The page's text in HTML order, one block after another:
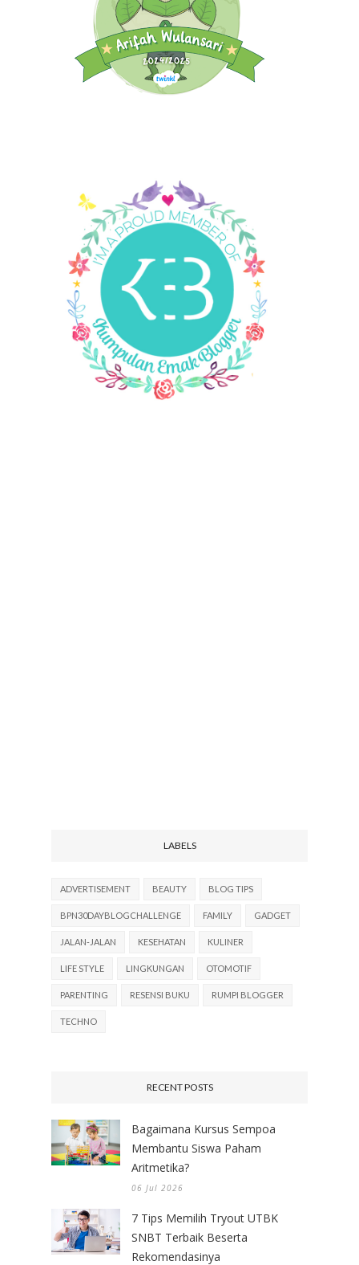
LABELS
ADVERTISEMENT BEAUTY BLOG TIPS
BPN30DAYBLOGCHALLENGE FAMILY GADGET
JALAN-JALAN KESEHATAN KULINER
LIFE STYLE LINGKUNGAN OTOMOTIF
PARENTING RESENSI BUKU RUMPI BLOGGER
TECHNO
RECENT POSTS
Bagaimana Kursus Sempoa
Membantu Siswa Paham
Aritmetika?
06 Jul 2026
7 Tips Memilih Tryout UTBK
SNBT Terbaik Beserta
Rekomendasinya